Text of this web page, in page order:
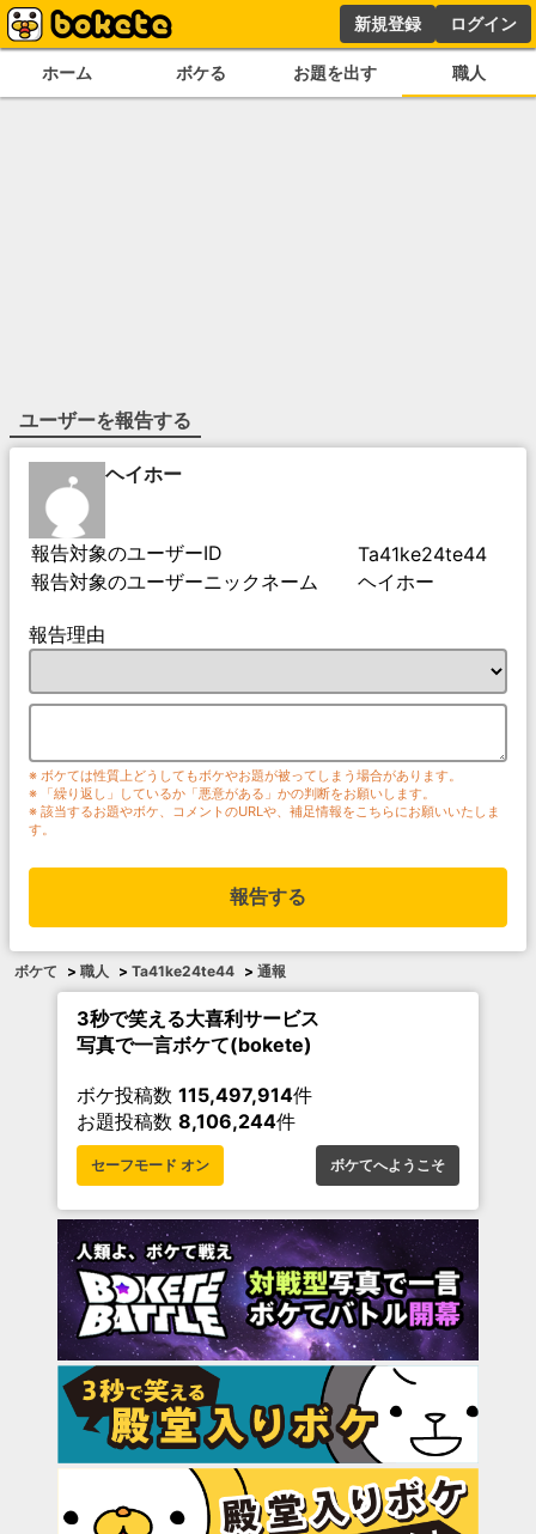
新規登録 ログイン
ホーム ボケる お題を出す 職人
ユーザーを報告する
ヘイホー
報告対象のユーザーID
Ta41ke24te44
報告対象のユーザーニックネーム
ヘイホー
報告理由
※ ボケては性質上どうしてもボケやお題が被ってしまう場合があります。
※ 「繰り返し」しているか「悪意がある」かの判断をお願いします。
※ 該当するお題やボケ、コメントのURLや、補足情報をこちらにお願いいたしま
す。
報告する
ボケて > 職人 > Ta41ke24te44 > 通報
3秒で笑える大喜利サービス
写真で一言ボケて(bokete)
ボケ投稿数 115,497,914件
お題投稿数 8,106,244件
セーフモード オン ボケてへようこそ